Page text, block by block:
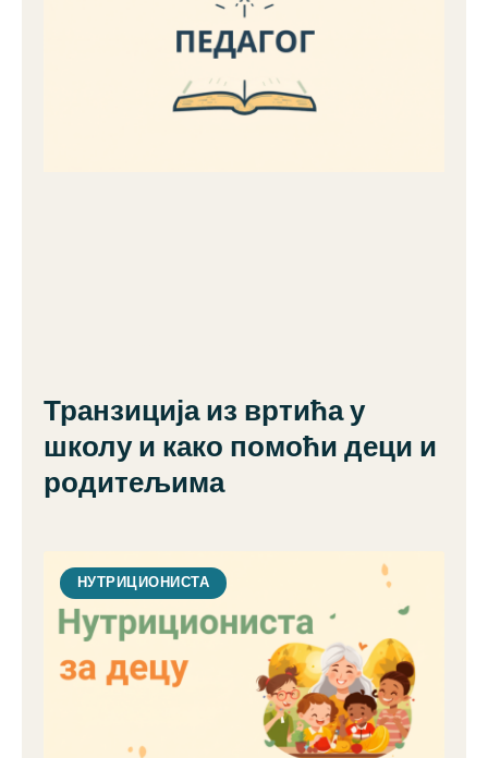
Транзиција из вртића у
школу и како помоћи деци и
родитељима
НУТРИЦИОНИСТА